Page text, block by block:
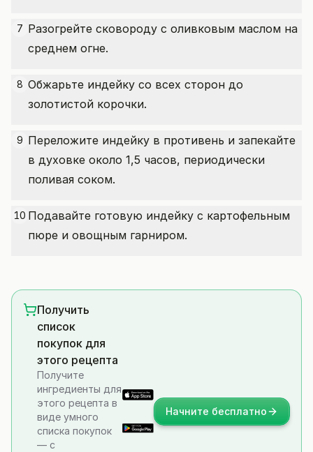
7 Разогрейте сковороду с оливковым маслом на
среднем огне.
8 Обжарьте индейку со всех сторон до
золотистой корочки.
9 Переложите индейку в противень и запекайте
в духовке около 1,5 часов, периодически
поливая соком.
10 Подавайте готовую индейку с картофельным
пюре и овощным гарниром.
Получить
список
покупок для
этого рецепта
Получите
ингредиенты для
этого рецепта в
виде умного
списка покупок
— с
Начните бесплатно